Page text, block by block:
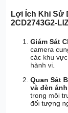
Lợi Ích Khi Sử
2CD2743G2-
Giám Sát
camera
các khu
hành vi.
Quan Sát
và đèn
trong môi
đối tượng